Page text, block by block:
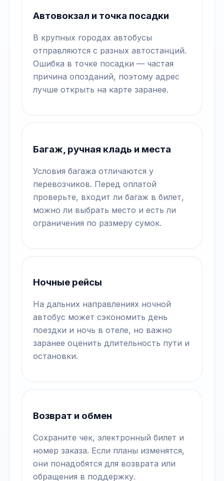
Автовокзал и точка посадки
В крупных городах автобусы
отправляются с разных автостанций.
Ошибка в точке посадки — частая
причина опозданий, поэтому адрес
лучше открыть на карте заранее.
Багаж, ручная кладь и места
Условия багажа отличаются у
перевозчиков. Перед оплатой
проверьте, входит ли багаж в билет,
можно ли выбрать место и есть ли
ограничения по размеру сумок.
Ночные рейсы
На дальних направлениях ночной
автобус может сэкономить день
поездки и ночь в отеле, но важно
заранее оценить длительность пути и
остановки.
Возврат и обмен
Сохраните чек, электронный билет и
номер заказа. Если планы изменятся,
они понадобятся для возврата или
обращения в поддержку.